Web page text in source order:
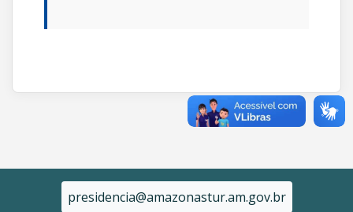
presidencia@amazonastur.am.gov.br